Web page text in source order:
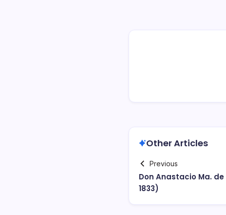
Other Articles
Previous
Don Anastacio Ma.
1833)